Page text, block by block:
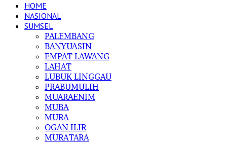
HOME
NASIONAL
SUMSEL
PALEMBANG
BANYUASIN
EMPAT LAWANG
LAHAT
LUBUK LINGGAU
PRABUMULIH
MUARAENIM
MUBA
MURA
OGAN ILIR
MURATARA